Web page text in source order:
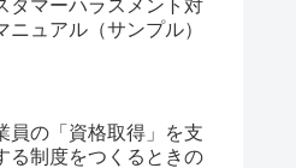
タマーハラスメント対
ニュアル（サンプル）
員の「資格取得」を支
る制度をつくるときの